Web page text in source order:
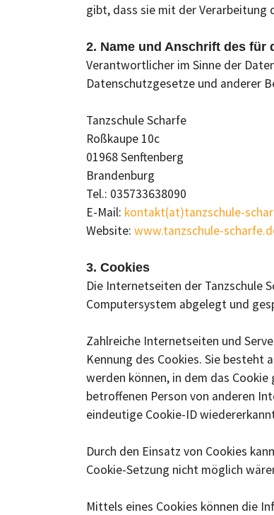
gibt, dass sie mit der Verarbeitung
2. Name und Anschrift des für
Verantwortlicher im Sinne der
Datenschutzgesetze und anderer
Tanzschule Scharfe
Roßkaupe 10c
01968 Senftenberg
Brandenburg
Tel.: 035733638090
E-Mail: kontakt(at)tanzschule-
Website: www.tanzschule-
3. Cookies
Die Internetseiten der Tanzschule
Computersystem abgelegt und
Zahlreiche Internetseiten und
Kennung des Cookies. Sie
werden können, in dem das
betroffenen Person von anderen
eindeutige Cookie-ID
Durch den Einsatz von Cookies
Cookie-Setzung nicht möglich
Mittels eines Cookies können die